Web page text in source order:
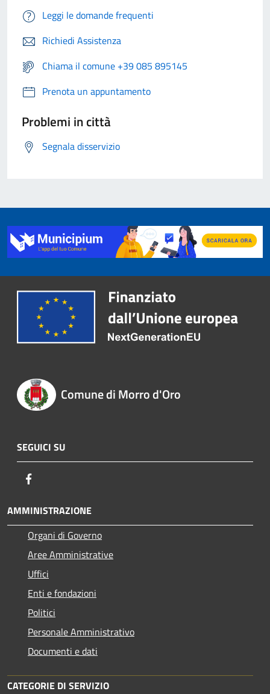
Leggi le domande frequenti
Richiedi Assistenza
Chiama il comune +39 085 895145
Prenota un appuntamento
Problemi in città
Segnala disservizio
Comune di Morro d'Oro
SEGUICI SU
AMMINISTRAZIONE
Organi di Governo
Aree Amministrative
Uffici
Enti e fondazioni
Politici
Personale Amministrativo
Documenti e dati
CATEGORIE DI SERVIZIO